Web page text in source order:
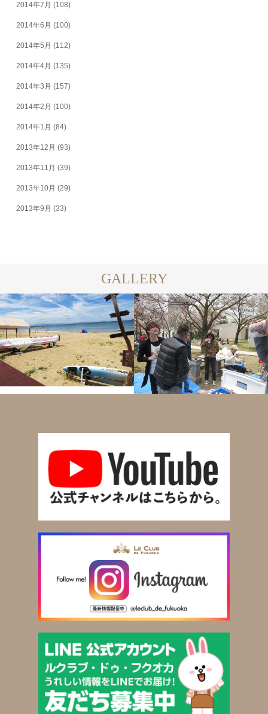
2014年7月 (108)
2014年6月 (100)
2014年5月 (112)
2014年4月 (135)
2014年3月 (157)
2014年2月 (100)
2014年1月 (84)
2013年12月 (93)
2013年11月 (39)
2013年10月 (29)
2013年9月 (33)
GALLERY